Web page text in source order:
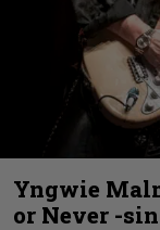
Yngwie
or Never -